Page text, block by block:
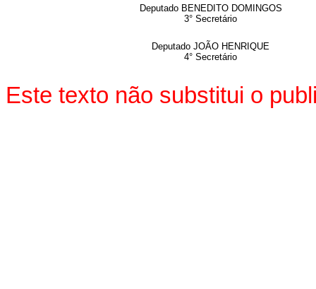
Deputado BENEDITO DOMINGOS
3° Secretário
Deputado JOÃO HENRIQUE
4° Secretário
Este texto não substitui o